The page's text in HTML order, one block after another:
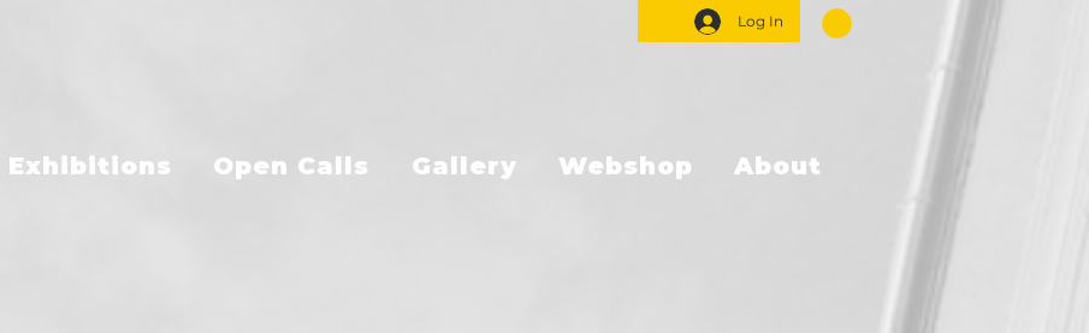
Log In
Exhibitions Open Calls Gallery Webshop About